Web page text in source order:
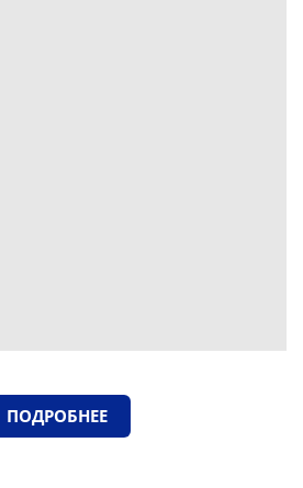
ПОДРОБНЕЕ